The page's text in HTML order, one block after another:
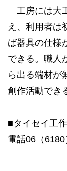
工房には大
え、利用者は
ば器具の仕様
できる。職人
ら出る端材が
創作活動でき
■タイセイ工
電話06（6180